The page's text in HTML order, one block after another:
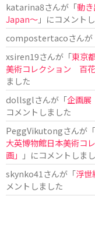
katarina8さんが「動
Japan〜」にコメント
compostertacoさん
xsiren19さんが「東京
美術コレクション 百
ました
dollsglさんが「企画展
コメントしました
PeggVikutongさんが「
大英博物館日本美術コ
画」
」にコメントしま
skynko41 さんが「浮世
メントしました